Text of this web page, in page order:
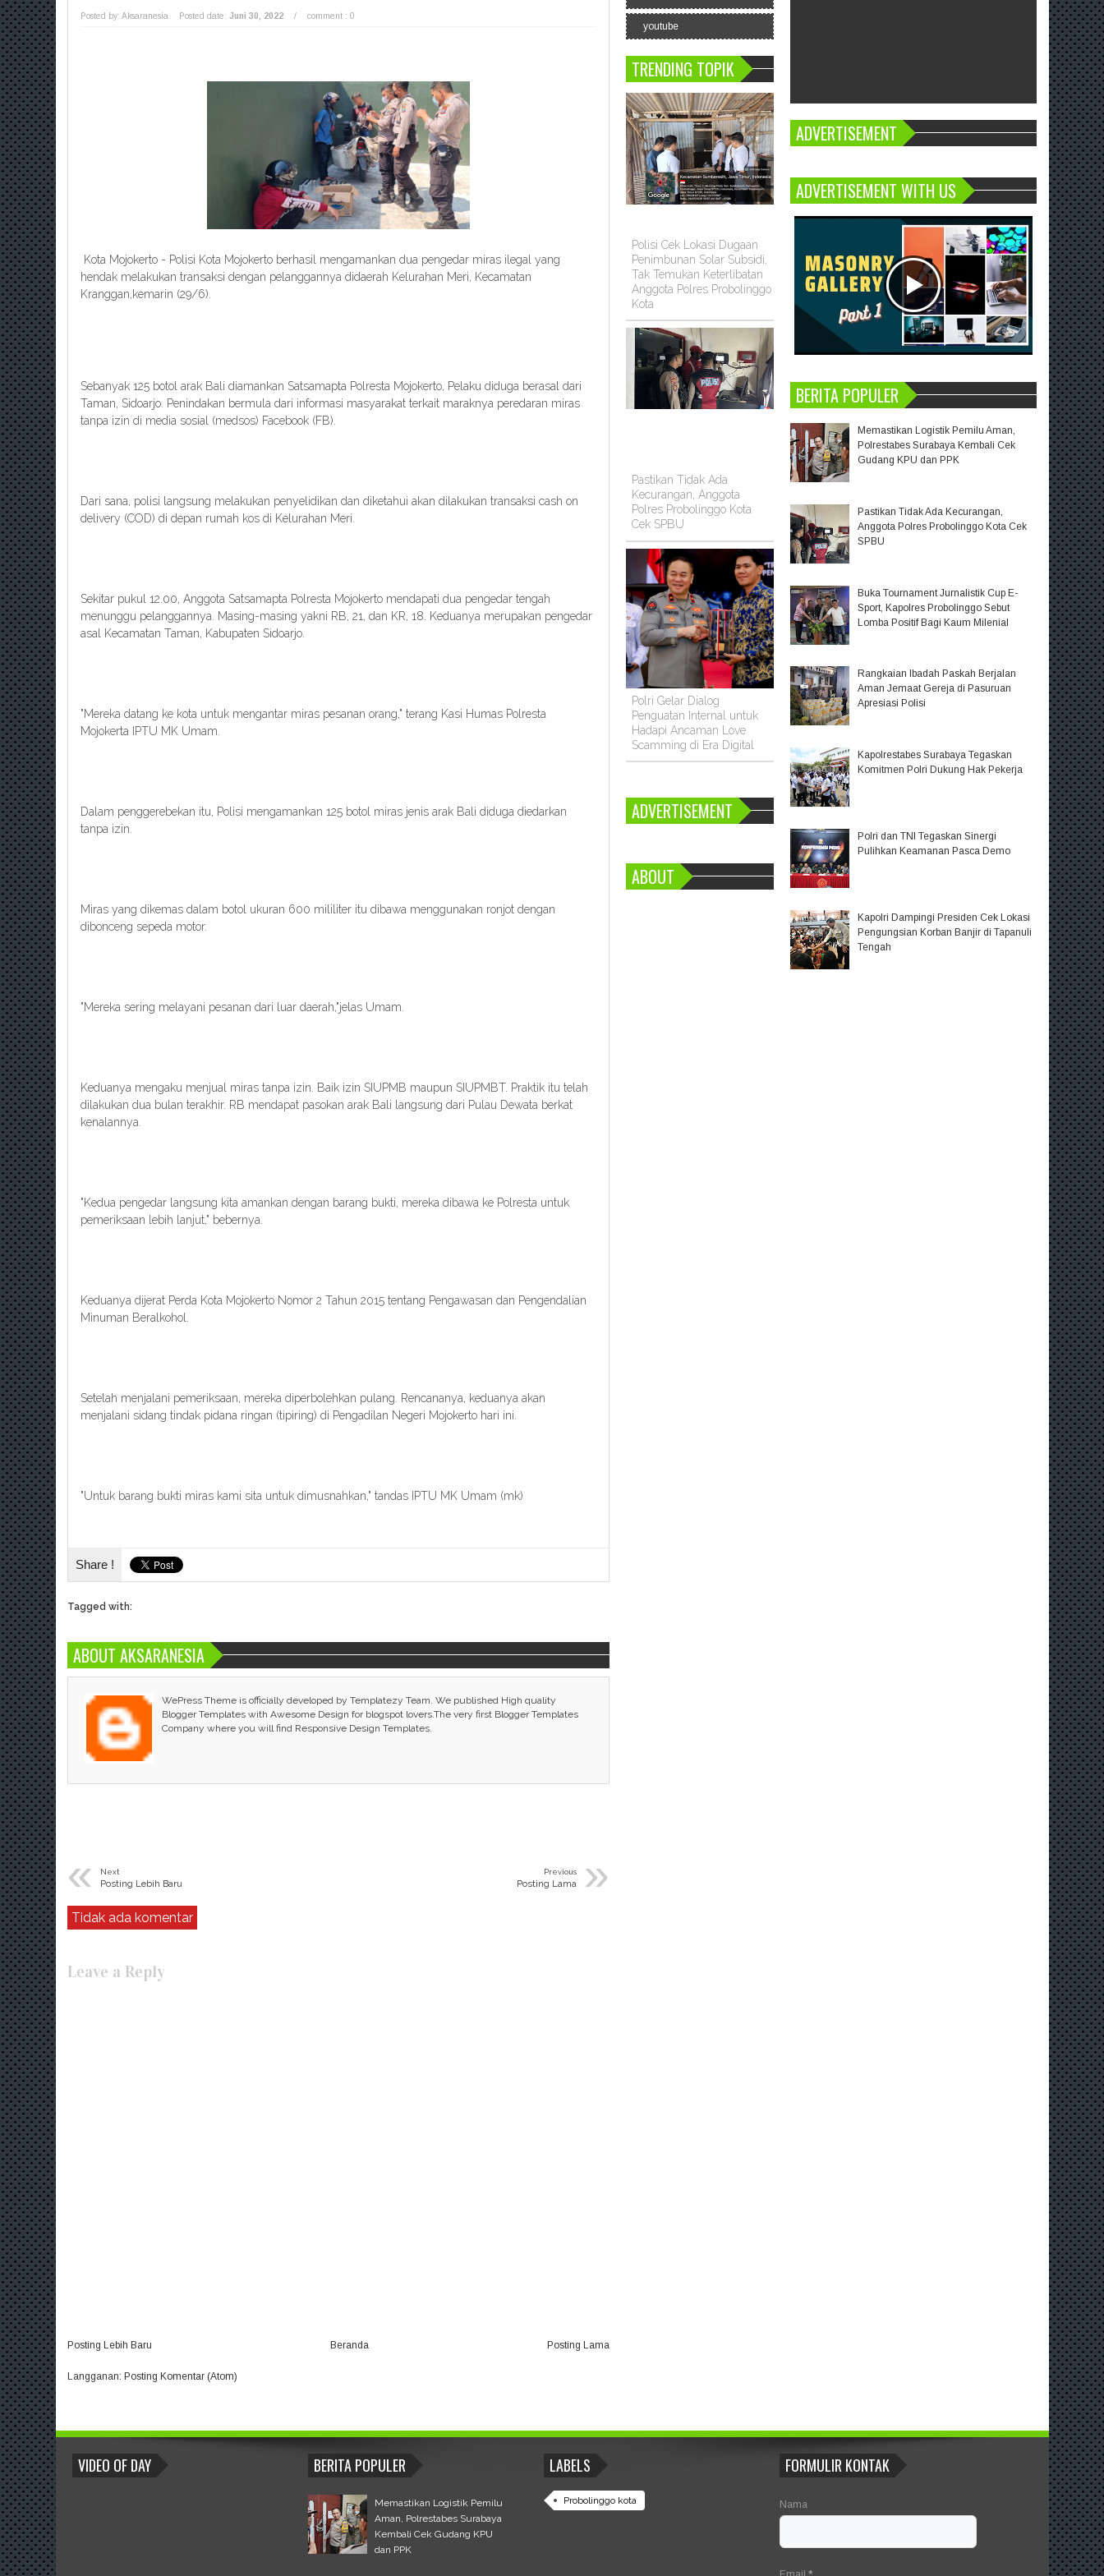
Posted by: Aksaranesia Posted date: Juni 30, 2022 / comment : 0
Kota Mojokerto - Polisi Kota Mojokerto berhasil mengamankan dua pengedar miras ilegal yang
hendak melakukan transaksi dengan pelanggannya didaerah Kelurahan Meri, Kecamatan
Kranggan,kemarin (29/6).
Sebanyak 125 botol arak Bali diamankan Satsamapta Polresta Mojokerto, Pelaku diduga berasal dari
Taman, Sidoarjo. Penindakan bermula dari informasi masyarakat terkait maraknya peredaran miras
tanpa izin di media sosial (medsos) Facebook (FB).
Dari sana, polisi langsung melakukan penyelidikan dan diketahui akan dilakukan transaksi cash on
delivery (COD) di depan rumah kos di Kelurahan Meri.
Sekitar pukul 12.00, Anggota Satsamapta Polresta Mojokerto mendapati dua pengedar tengah
menunggu pelanggannya. Masing-masing yakni RB, 21, dan KR, 18. Keduanya merupakan pengedar
asal Kecamatan Taman, Kabupaten Sidoarjo.
"Mereka datang ke kota untuk mengantar miras pesanan orang," terang Kasi Humas Polresta
Mojokerta IPTU MK Umam.
Dalam penggerebekan itu, Polisi mengamankan 125 botol miras jenis arak Bali diduga diedarkan
tanpa izin.
Miras yang dikemas dalam botol ukuran 600 mililiter itu dibawa menggunakan ronjot dengan
dibonceng sepeda motor.
"Mereka sering melayani pesanan dari luar daerah,"jelas Umam.
Keduanya mengaku menjual miras tanpa izin. Baik izin SIUPMB maupun SIUPMBT. Praktik itu telah
dilakukan dua bulan terakhir. RB mendapat pasokan arak Bali langsung dari Pulau Dewata berkat
kenalannya.
"Kedua pengedar langsung kita amankan dengan barang bukti, mereka dibawa ke Polresta untuk
pemeriksaan lebih lanjut," bebernya.
Keduanya dijerat Perda Kota Mojokerto Nomor 2 Tahun 2015 tentang Pengawasan dan Pengendalian
Minuman Beralkohol.
Setelah menjalani pemeriksaan, mereka diperbolehkan pulang. Rencananya, keduanya akan
menjalani sidang tindak pidana ringan (tipiring) di Pengadilan Negeri Mojokerto hari ini.
"Untuk barang bukti miras kami sita untuk dimusnahkan," tandas IPTU MK Umam (mk)
Share !
Tagged with:
ABOUT AKSARANESIA
WePress Theme is officially developed by Templatezy Team. We published High quality
Blogger Templates with Awesome Design for blogspot lovers.The very first Blogger Templates
Company where you will find Responsive Design Templates.
« Next
Posting Lebih Baru »
Previous
Posting Lama
Tidak ada komentar
Leave a Reply
Posting Lebih Baru Posting Lama
Beranda
Langganan: Posting Komentar (Atom)
youtube
TRENDING TOPIK
Polisi Cek Lokasi Dugaan
Penimbunan Solar Subsidi,
Tak Temukan Keterlibatan
Anggota Polres Probolinggo
Kota
Pastikan Tidak Ada
Kecurangan, Anggota
Polres Probolinggo Kota
Cek SPBU
Polri Gelar Dialog
Penguatan Internal untuk
Hadapi Ancaman Love
Scamming di Era Digital
ADVERTISEMENT
ABOUT
ADVERTISEMENT
ADVERTISEMENT WITH US
BERITA POPULER
Memastikan Logistik Pemilu Aman,
Polrestabes Surabaya Kembali Cek
Gudang KPU dan PPK
Pastikan Tidak Ada Kecurangan,
Anggota Polres Probolinggo Kota Cek
SPBU
Buka Tournament Jurnalistik Cup E-
Sport, Kapolres Probolinggo Sebut
Lomba Positif Bagi Kaum Milenial
Rangkaian Ibadah Paskah Berjalan
Aman Jemaat Gereja di Pasuruan
Apresiasi Polisi
Kapolrestabes Surabaya Tegaskan
Komitmen Polri Dukung Hak Pekerja
Polri dan TNI Tegaskan Sinergi
Pulihkan Keamanan Pasca Demo
Kapolri Dampingi Presiden Cek Lokasi
Pengungsian Korban Banjir di Tapanuli
Tengah
BLOGROLL
VIDEO OF DAY BERITA POPULER
Memastikan Logistik Pemilu
Aman, Polrestabes Surabaya
Kembali Cek Gudang KPU
dan PPK
LABELS
Probolinggo kota
FORMULIR KONTAK
Nama